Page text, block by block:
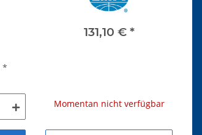
*
131,10 € *
Momentan nicht verfügbar